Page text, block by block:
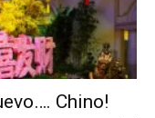
Chino!